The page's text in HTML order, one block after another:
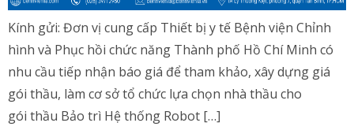
Kính gửi: Đơn vị cung cấp Thiết bị y tế Bệnh viện Chỉnh
hình và Phục hồi chức năng Thành phố Hồ Chí Minh có
nhu cầu tiếp nhận báo giá để tham khảo, xây dựng giá
gói thầu, làm cơ sở tổ chức lựa chọn nhà thầu cho
gói thầu Bảo trì Hệ thống Robot […]